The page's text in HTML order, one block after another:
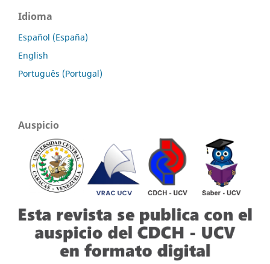
Idioma
Español (España)
English
Português (Portugal)
Auspicio